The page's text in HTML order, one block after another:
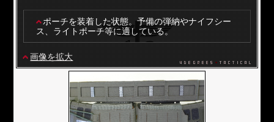
ポーチを装着した状態。予備の弾納やナイフシー
ス、ライトポーチ等に適している。
画像を拡大